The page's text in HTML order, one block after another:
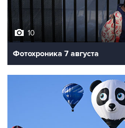
10
Фотохроника 7 августа